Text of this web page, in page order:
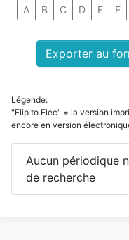
A B C D E F
Exporter au
Légende:
"Flip to Elec" = la version
encore en version
Aucun périodique
de recherche